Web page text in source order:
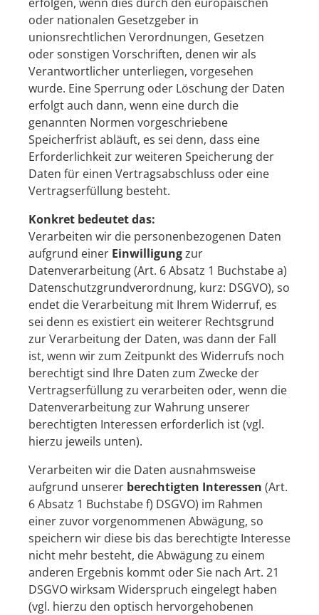
oder nationalen Gesetzgeber in
unionsrechtlichen Verordnungen, Gesetzen
oder sonstigen Vorschriften, denen wir als
Verantwortlicher unterliegen, vorgesehen
wurde. Eine Sperrung oder Löschung der Daten
erfolgt auch dann, wenn eine durch die
genannten Normen vorgeschriebene
Speicherfrist abläuft, es sei denn, dass eine
Erforderlichkeit zur weiteren Speicherung der
Daten für einen Vertragsabschluss oder eine
Vertragserfüllung besteht.
Konkret bedeutet das:
Verarbeiten wir die personenbezogenen Daten
aufgrund einer Einwilligungzur
Datenverarbeitung (Art. 6 Absatz 1 Buchstabe a)
Datenschutzgrundverordnung, kurz: DSGVO), so
endet die Verarbeitung mit Ihrem Widerruf, es
sei denn es existiert ein weiterer Rechtsgrund
zur Verarbeitung der Daten, was dann der Fall
ist, wenn wir zum Zeitpunkt des Widerrufs noch
berechtigt sind Ihre Daten zum Zwecke der
Vertragserfüllung zu verarbeiten oder, wenn die
Datenverarbeitung zur Wahrung unserer
berechtigten Interessen erforderlich ist (vgl.
hierzu jeweils unten).
Verarbeiten wir die Daten ausnahmsweise
aufgrund unserer berechtigten Interessen (Art.
6 Absatz 1 Buchstabe f) DSGVO) im Rahmen
einer zuvor vorgenommenen Abwägung, so
speichern wir diese bis das berechtigte Interesse
nicht mehr besteht, die Abwägung zu einem
anderen Ergebnis kommt oder Sie nach Art. 21
DSGVO wirksam Widerspruch eingelegt haben
(vgl. hierzu den optisch hervorgehobenen